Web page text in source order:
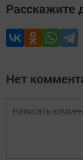
Расскажите
Нет